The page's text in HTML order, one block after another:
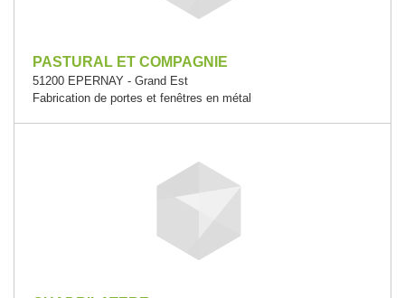
PASTURAL ET COMPAGNIE
51200 EPERNAY - Grand Est
Fabrication de portes et fenêtres en métal